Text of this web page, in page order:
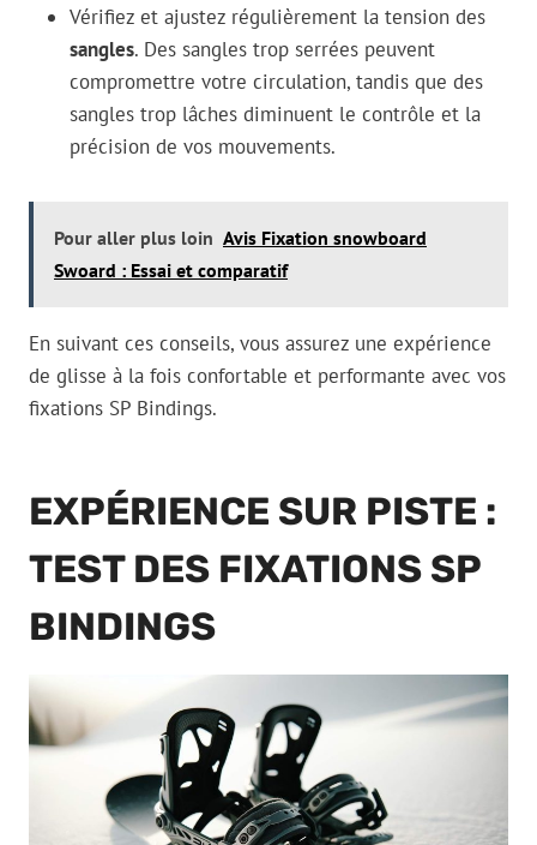
Vérifiez et ajustez régulièrement la tension des
sangles. Des sangles trop serrées peuvent
compromettre votre circulation, tandis que des
sangles trop lâches diminuent le contrôle et la
précision de vos mouvements.
Pour aller plus loin Avis Fixation snowboard
Swoard : Essai et comparatif
En suivant ces conseils, vous assurez une expérience
de glisse à la fois confortable et performante avec vos
fixations SP Bindings.
EXPÉRIENCE SUR PISTE :
TEST DES FIXATIONS SP
BINDINGS